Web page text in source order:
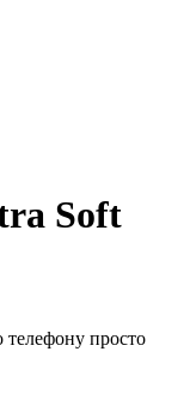
Soft
просто